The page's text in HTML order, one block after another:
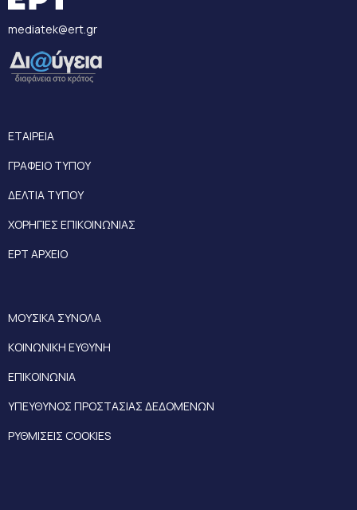
mediatek@ert.gr
ΕΤΑΙΡΕΙΑ
ΓΡΑΦΕΙΟ ΤΥΠΟΥ
ΔΕΛΤΙΑ ΤΥΠΟΥ
ΧΟΡΗΓΙΕΣ ΕΠΙΚΟΙΝΩΝΙΑΣ
ΕΡΤ ΑΡΧΕΙΟ
ΜΟΥΣΙΚΑ ΣΥΝΟΛΑ
ΚΟΙΝΩΝΙΚΗ ΕΥΘΥΝΗ
ΕΠΙΚΟΙΝΩΝΙΑ
ΥΠΕΥΘΥΝΟΣ ΠΡΟΣΤΑΣΙΑΣ ΔΕΔΟΜΕΝΩΝ
ΡΥΘΜΙΣΕΙΣ COOKIES